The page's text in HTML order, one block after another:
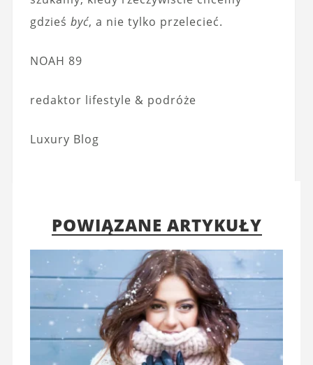
gdzieś być, a nie tylko przelecieć.
NOAH 89
redaktor lifestyle & podróże
Luxury Blog
POWIĄZANE ARTYKUŁY